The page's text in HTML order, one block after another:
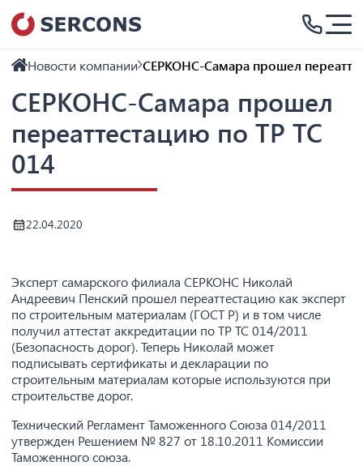
Новости компании СЕРКОНС-Самара прошел
СЕРКОНС-Самара прошел
переаттестацию по ТР ТС
014
22.04.2020
Эксперт самарского филиала СЕРКОНС Николай
Андреевич Пенский прошел переаттестацию как эксперт
по строительным материалам (ГОСТ Р) и в том числе
получил аттестат аккредитации по ТР ТС 014/2011
(Безопасность дорог). Теперь Николай может
подписывать сертификаты и декларации по
строительным материалам которые используются при
строительстве дорог.
Технический Регламент Таможенного Союза 014/2011
утвержден Решением № 827 от 18.10.2011 Комиссии
Таможенного союза.